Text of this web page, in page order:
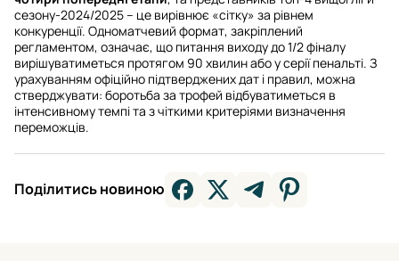
сезону-2024/2025 – це вирівнює «сітку» за рівнем
конкуренції. Одноматчевий формат, закріплений
регламентом, означає, що питання виходу до 1/2 фіналу
вирішуватиметься протягом 90 хвилин або у серії пенальті. З
урахуванням офіційно підтверджених дат і правил, можна
стверджувати: боротьба за трофей відбуватиметься в
інтенсивному темпі та з чіткими критеріями визначення
переможців.
Поділитись новиною